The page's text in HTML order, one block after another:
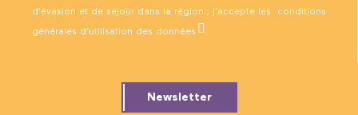
d’évasion et de séjour dans la région ; j’accepte les conditions
générales d’utilisation des données .
Newsletter